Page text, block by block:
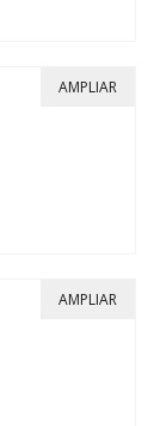
AMPLIAR
AMPLIAR